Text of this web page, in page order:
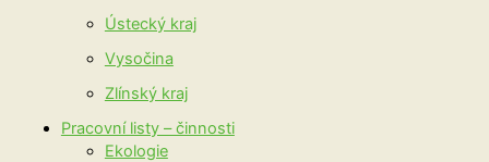
Ústecký kraj
Vysočina
Zlínský kraj
Pracovní listy – činnosti
Ekologie